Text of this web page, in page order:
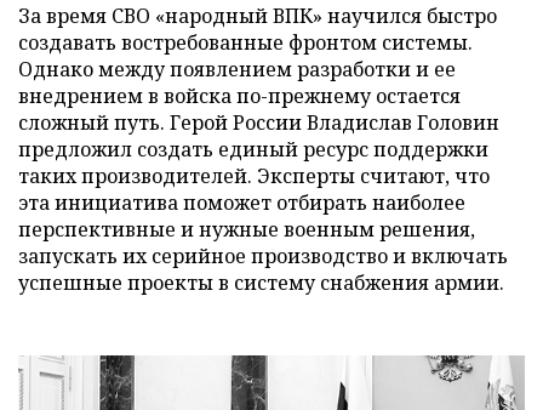
За время СВО «народный ВПК» научился быстро
создавать востребованные фронтом системы.
Однако между появлением разработки и ее
внедрением в войска по-прежнему остается
сложный путь. Герой России Владислав Головин
предложил создать единый ресурс поддержки
таких производителей. Эксперты считают, что
эта инициатива поможет отбирать наиболее
перспективные и нужные военным решения,
запускать их серийное производство и включать
успешные проекты в систему снабжения армии.